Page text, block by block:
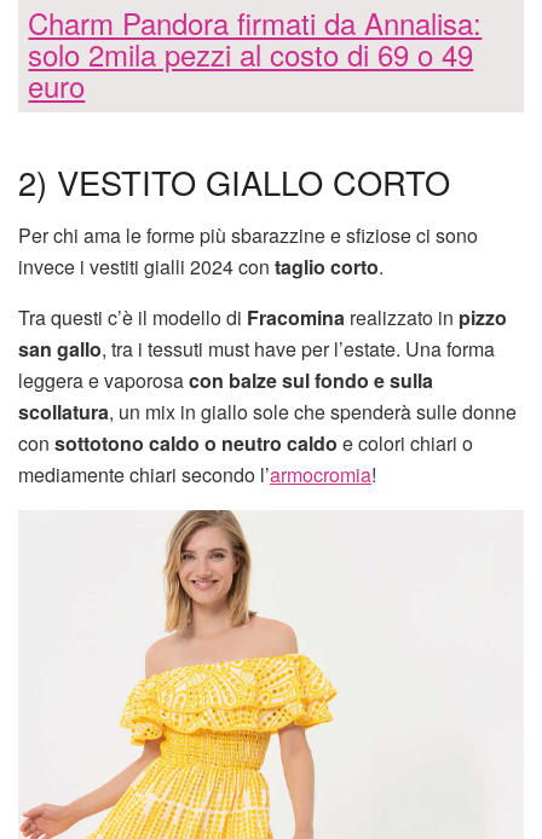
Charm Pandora firmati da Annalisa:
solo 2mila pezzi al costo di 69 o 49
euro
2) VESTITO GIALLO CORTO
Per chi ama le forme più sbarazzine e sfiziose ci sono
invece i vestiti gialli 2024 con taglio corto.
Tra questi c’è il modello di Fracomina realizzato in pizzo
san gallo, tra i tessuti must have per l’estate. Una forma
leggera e vaporosacon balze sul fondo e sulla
scollatura, un mix in giallo sole che spenderà sulle donne
con sottotono caldo o neutro caldo e colori chiari o
mediamente chiari secondo l’armocromia!